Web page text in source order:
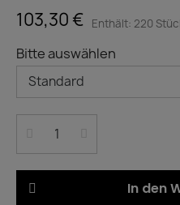
103,30 € Enthält: 220
Bitte auswählen
In den